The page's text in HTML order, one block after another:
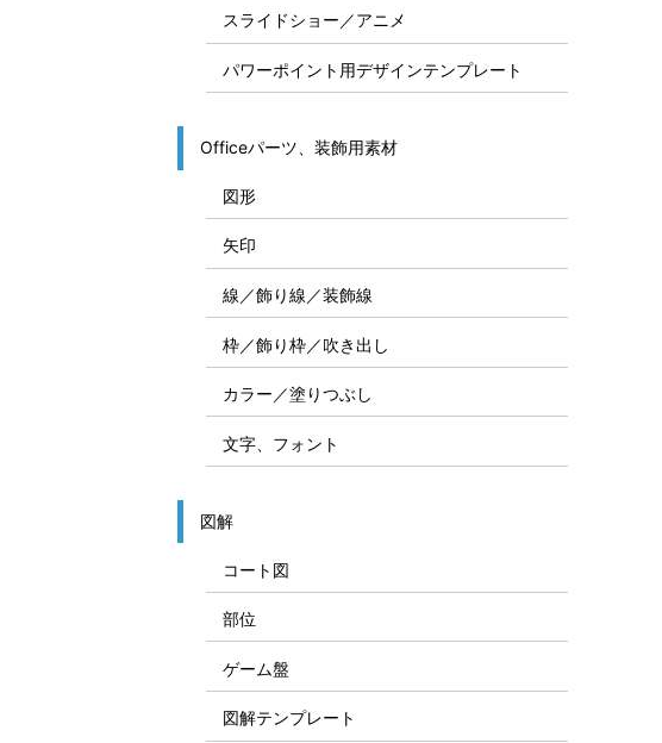
スライドショー／アニメ
パワーポイント用デザインテンプレート
Officeパーツ、装飾用素材
図形
矢印
線／飾り線／装飾線
枠／飾り枠／吹き出し
カラー／塗りつぶし
文字、フォント
図解
コート図
部位
ゲーム盤
図解テンプレート